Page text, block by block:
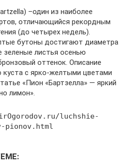
–один из наиболее
отличающийся рекордным
(до четырех недель).
бутоны достигают диаметра
зеленые листья осенью
оттенок. Описание
куста с ярко-желтыми цветами
«Пион «Бартзелла» — яркий
лимон».
luchshie-